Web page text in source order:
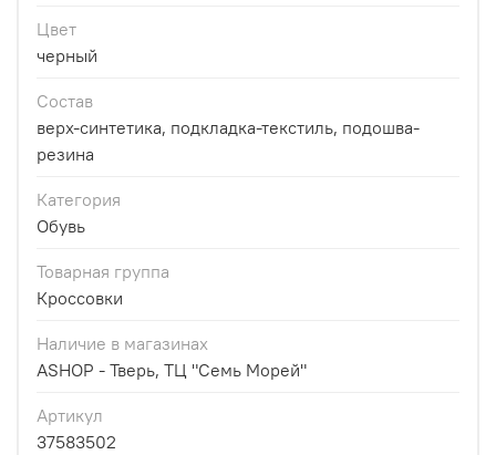
Цвет
черный
Состав
верх-синтетика, подкладка-текстиль, подошва-
резина
Категория
Обувь
Товарная группа
Кроссовки
Наличие в магазинах
ASHOP - Тверь, ТЦ "Семь Морей"
Артикул
37583502